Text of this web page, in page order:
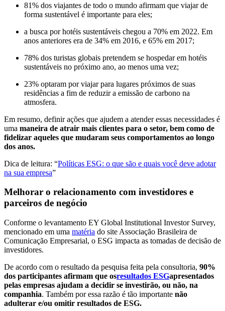
81% dos viajantes de todo o mundo afirmam que viajar de
forma sustentável é importante para eles;
a busca por hotéis sustentáveis chegou a 70% em 2022. Em
anos anteriores era de 34% em 2016, e 65% em 2017;
78% dos turistas globais pretendem se hospedar em hotéis
sustentáveis no próximo ano, ao menos uma vez;
23% optaram por viajar para lugares próximos de suas
residências a fim de reduzir a emissão de carbono na
atmosfera.
Em resumo, definir ações que ajudem a atender essas necessidades é
uma maneira de atrair mais clientes para o setor, bem como de
fidelizar aqueles que mudaram seus comportamentos ao longo
dos anos.
Dica de leitura: “Políticas ESG: o que são e quais você deve adotar
na sua empresa”
Melhorar o relacionamento com investidores e
parceiros de negócio
Conforme o levantamento EY Global Institutional Investor Survey,
mencionado em uma matéria do site Associação Brasileira de
Comunicação Empresarial, o ESG impacta as tomadas de decisão de
investidores.
De acordo com o resultado da pesquisa feita pela consultoria, 90%
dos participantes afirmam que osresultados ESGapresentados
pelas empresas ajudam a decidir se investirão, ou não, na
companhia. Também por essa razão é tão importante não
adulterar e/ou omitir resultados de ESG.